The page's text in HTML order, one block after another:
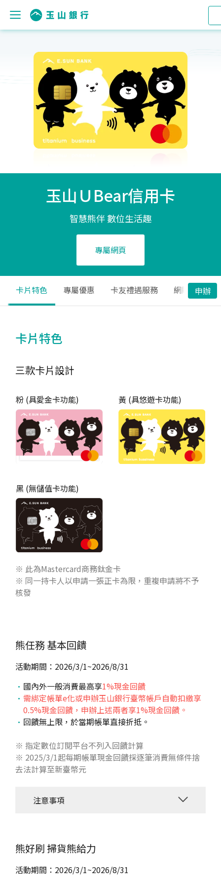
玉山ＵBear信用卡
智慧熊伴 數位生活趣
專屬網頁
卡片特色 專屬優惠 卡友禮遇服務 網購清單
申辦
卡片特色
三款卡片設計
粉 (具愛金卡功能) 黃 (具悠遊卡功能)
黑 (無儲值卡功能)
※ 此為Mastercard商務鈦金卡
※ 同一持卡人以申請一張正卡為限，重複申請將不予
核發
熊任務基本回饋
活動期間：2026/3/1~2026/8/31
國內外一般消費最高享1%現金回饋
需綁定帳單e化或申辦玉山銀行臺幣帳戶自動扣繳享
0.5%現金回饋，申辦上述兩者享1%現金回饋。
回饋無上限，於當期帳單直接折抵。
※ 指定數位訂閱平台不列入回饋計算
※ 2025/3/1起每期帳單現金回饋採逐筆消費無條件捨
去法計算至新臺幣元
注意事項
熊好刷 掃貨熊給力
活動期間：2026/3/1~2026/8/31